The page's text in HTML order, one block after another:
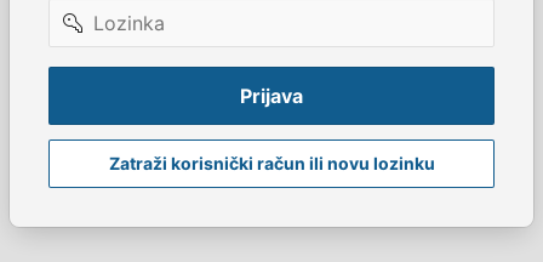
Lozinka
Prijava
Zatraži korisnički račun ili novu lozinku